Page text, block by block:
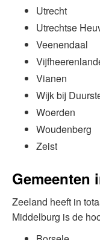
Utrecht
Utrechtse
Veenendaal
Vianen
Wijk bij
Woerden
Woudenberg
Zeist
Gemeenten
Zeeland heeft in
Middelburg is de